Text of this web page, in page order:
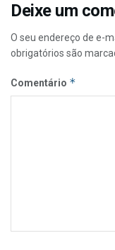
Deixe um
O seu endereço de e-
obrigatórios são
Comentário *